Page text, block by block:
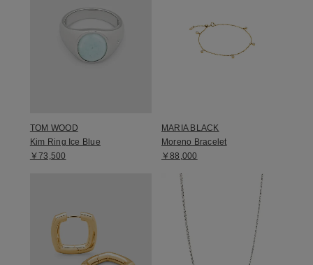
TOM WOOD
Kim Ring Ice Blue
￥73,500
MARIA BLACK
Moreno Bracelet
￥88,000